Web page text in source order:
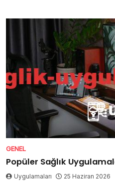
GENEL
Popüler Sağlık
Uygulamaları 25 Haziran 2026